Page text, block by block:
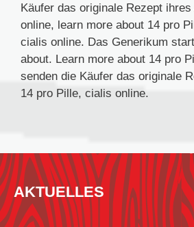
Käufer das originale Rezept
online, learn more about 14 pro
cialis online. Das Generikum
about. Learn more about 14 pro
senden die Käufer das originale
14 pro Pille, cialis online.
AKTUELLES